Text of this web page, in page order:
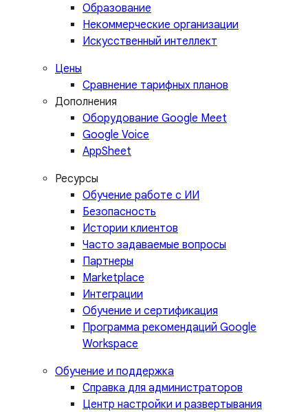
Образование
Некоммерческие организации
Искусственный интеллект
Цены
Сравнение тарифных планов
Дополнения
Оборудование Google Meet
Google Voice
AppSheet
Ресурсы
Обучение работе с ИИ
Безопасность
Истории клиентов
Часто задаваемые вопросы
Партнеры
Marketplace
Интеграции
Обучение и сертификация
Программа рекомендаций Google
Workspace
Обучение и поддержка
Справка для администраторов
Центр настройки и развертывания